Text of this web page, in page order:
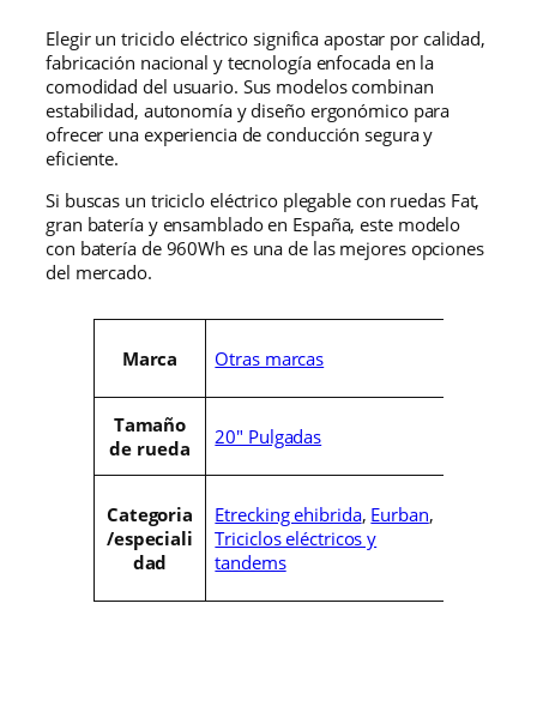
Elegir un triciclo eléctrico significa apostar por calidad,
fabricación nacional y tecnología enfocada en la
comodidad del usuario. Sus modelos combinan
estabilidad, autonomía y diseño ergonómico para
ofrecer una experiencia de conducción segura y
eficiente.
Si buscas un triciclo eléctrico plegable con ruedas Fat,
gran batería y ensamblado en España, este modelo
con batería de 960Wh es una de las mejores opciones
del mercado.
u
t
o
s
l
o
r
Marca Otras marcas
Tamaño
de rueda
20" Pulgadas
Categoria
/especiali
dad
Etrecking ehibrida, Eurban,
Triciclos eléctricos y
tandems